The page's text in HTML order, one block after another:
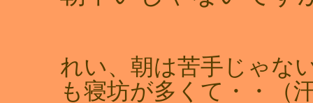
れい、朝は苦手じゃな
も寝坊が多くて・・（